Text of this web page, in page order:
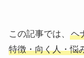
この記事では、 ヘ
特徴・向く人・悩